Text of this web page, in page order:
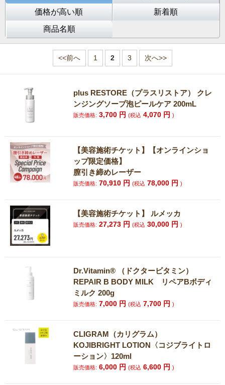
価格が高い順
新着順
商品名順
<<前へ 1 2 3 次へ>>
plus RESTORE（プラスリストア） クレ
ンジングソープ泡ピールケア 200mL
販売価格: 3,700 円(税込 4,070 円)
【美容施術チケット】【オンラインショ
ップ限定価格】
膣引き締めレーザー
販売価格: 70,910 円(税込 78,000 円)
【美容施術チケット】 ルメッカ
販売価格: 27,273 円(税込 30,000 円)
Dr.Vitamin® （ドクタービタミン）
REPAIR B BODY MILK リペアBボディ
ミルク 200g
販売価格: 7,000 円(税込 7,700 円)
CLIGRAM（カリグラム）
KOJIBRIGHT LOTION〈コジブライトロ
ーション〉120ml
販売価格: 6,000 円(税込 6,600 円)